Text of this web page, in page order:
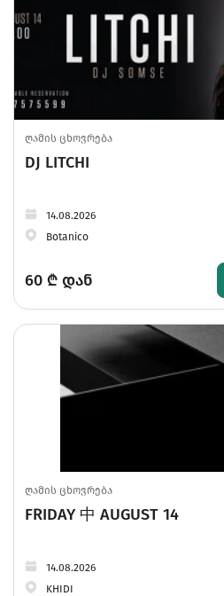
ღამის ცხოვრება
DJ LITCHI
14.08.2026
Botanico
60 ₾ დან
ღამის ცხოვრება
FRIDAY 中 AUGUST 14
14.08.2026
KHIDI